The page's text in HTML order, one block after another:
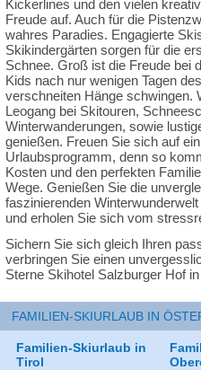
Kickerlines und den vielen
Freude auf. Auch für die
wahres Paradies. Engagierte
Skikindergärten sorgen für die
Schnee. Groß ist die Freude bei
Kids nach nur wenigen Tagen
verschneiten Hänge schwingen.
Leogang bei Skitouren,
Winterwanderungen, sowie
genießen. Freuen Sie sich auf
Urlaubsprogramm, denn so
Kosten und den perfekten
Wege. Genießen Sie die
faszinierenden
und erholen Sie sich vom
Sichern Sie sich gleich Ihren
verbringen Sie einen
Sterne Skihotel Salzburger Hof
FAMILIEN-SKIURLAUB IN
Familien-Skiurlaub in
Tirol